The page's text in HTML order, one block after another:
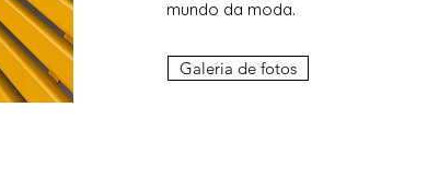
mundo da moda.
Galeria de fotos